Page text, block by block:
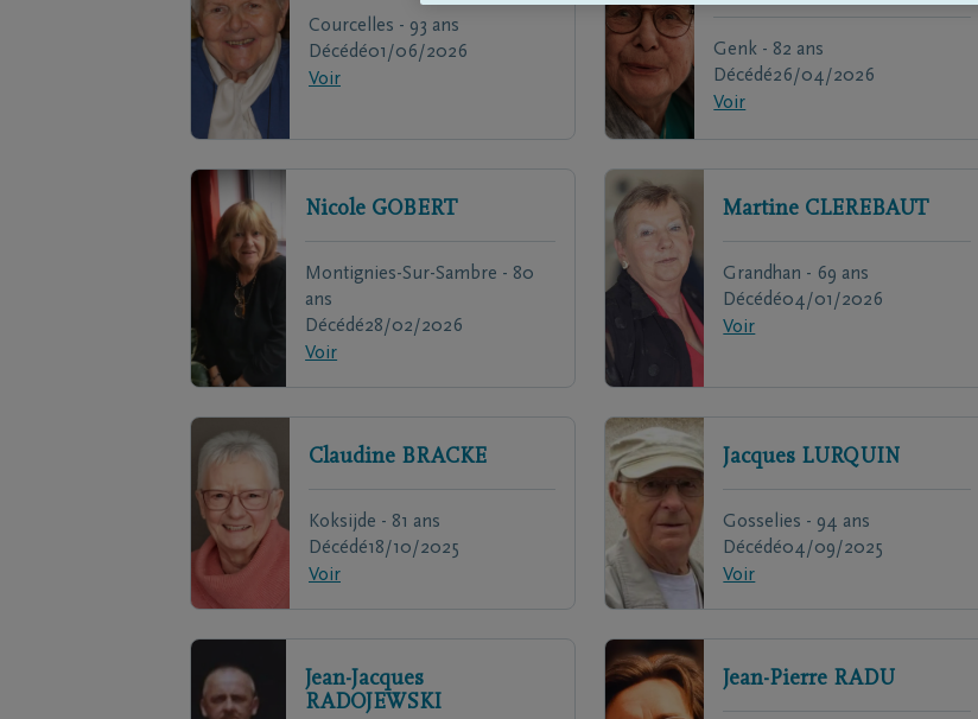
Courcelles - 93 ans
Décédé01/06/2026
Voir
Genk - 82 ans
Décédé26/04/2026
Voir
Nicole GOBERT
Montignies-Sur-Sambre - 80
ans
Décédé28/02/2026
Voir
Martine CLEREBAUT
Grandhan - 69 ans
Décédé04/01/2026
Voir
Claudine BRACKE
Koksijde - 81 ans
Décédé18/10/2025
Voir
Jacques LURQUIN
Gosselies - 94 ans
Décédé04/09/2025
Voir
Jean-Jacques
RADOJEWSKI
Jean-Pierre RADU